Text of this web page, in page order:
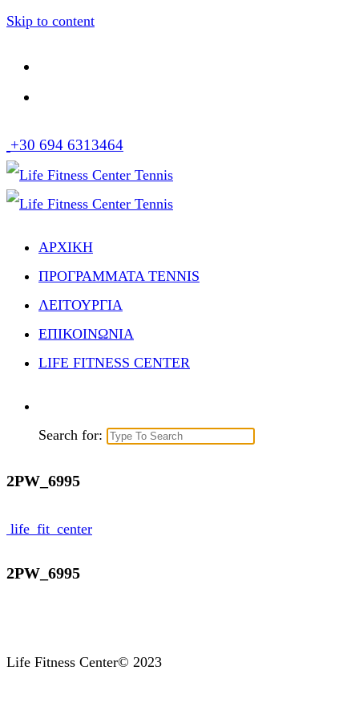
Skip to content
+30 694 6313464
ΑΡΧΙΚΗ
ΠΡΟΓΡΑΜΜΑΤΑ TENNIS
ΛΕΙΤΟΥΡΓΙΑ
ΕΠΙΚΟΙΝΩΝΙΑ
LIFE FITNESS CENTER
Search for:
2PW_6995
life_fit_center
2PW_6995
Life Fitness Center© 2023